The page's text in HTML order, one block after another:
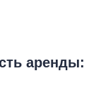
аренды: